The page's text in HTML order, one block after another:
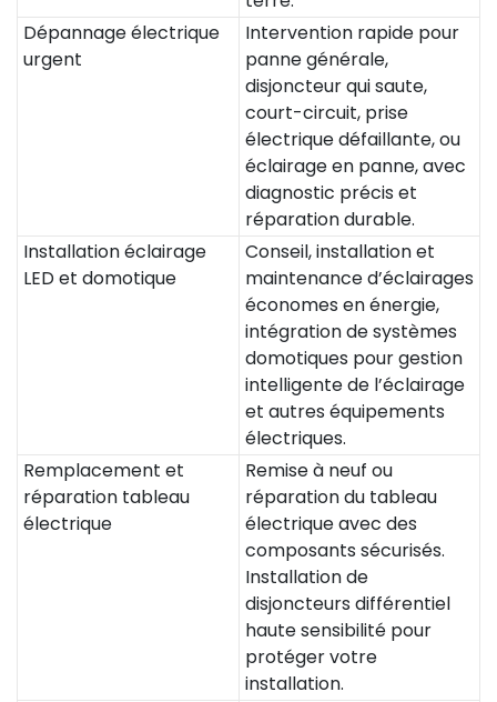
Dépannage électrique
urgent
Intervention rapide pour
panne générale,
disjoncteur qui saute,
court-circuit, prise
électrique défaillante, ou
éclairage en panne, avec
diagnostic précis et
réparation durable.
Installation éclairage
LED et domotique
Conseil, installation et
maintenance d’éclairages
économes en énergie,
intégration de systèmes
domotiques pour gestion
intelligente de l’éclairage
et autres équipements
électriques.
Remplacement et
réparation tableau
électrique
Remise à neuf ou
réparation du tableau
électrique avec des
composants sécurisés.
Installation de
disjoncteurs différentiel
haute sensibilité pour
protéger votre
installation.